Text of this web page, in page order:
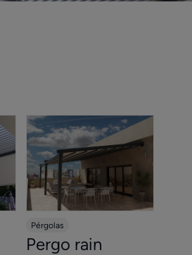
Pérgolas
Pergo rain